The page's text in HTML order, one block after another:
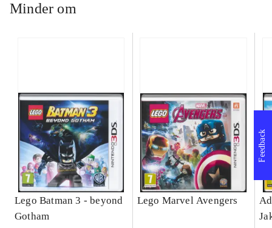
Minder om
Lego Batman 3 - beyond
Gotham
Lego Marvel Avengers
Feedback